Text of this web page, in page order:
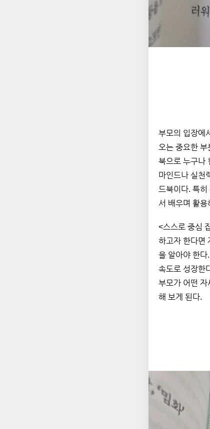
부모의 입장에
오는 중요한
북으로 누구나
마인드나 실천
드북이다. 특
서 배우며 활
<스스로 중심
하고자 한다면
을 알아야 한다
속도로 성장한
부모가 어떤 자
해 보게 된다.